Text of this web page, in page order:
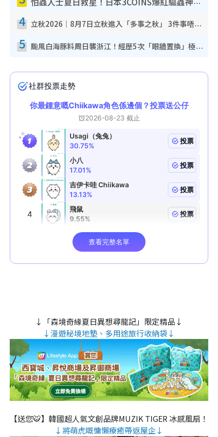
怕蟲人士夏日救星！日本3COINS爆紅驅蟲神器$45起 1招「全程免觸碰」輕鬆搞定小強
4 立秋2026｜8月7日立秋進入「多事之秋」 3件事唔做得！專家教6招開運 清枱頭／銀包納氣接好運
5 颱風白海豚料周日襲浙江！經歷5次「眼牆置換」極罕見 成登陸內地最長途颱風
↓「森境奇緣夏日異想尋龍記」限定精品↓
↓漫遊秘境地墊、多用途旅行收納袋↓
【送您🐯】韓國超人氣文創品牌MUZIK TIGER 冰感風扇！
↓將萌虎嘅慵懶療癒帶返屋企↓